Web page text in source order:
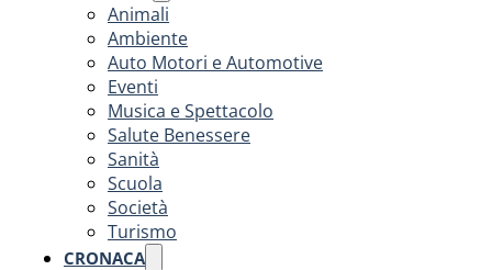
Animali
Ambiente
Auto Motori e Automotive
Eventi
Musica e Spettacolo
Salute Benessere
Sanità
Scuola
Società
Turismo
CRONACA